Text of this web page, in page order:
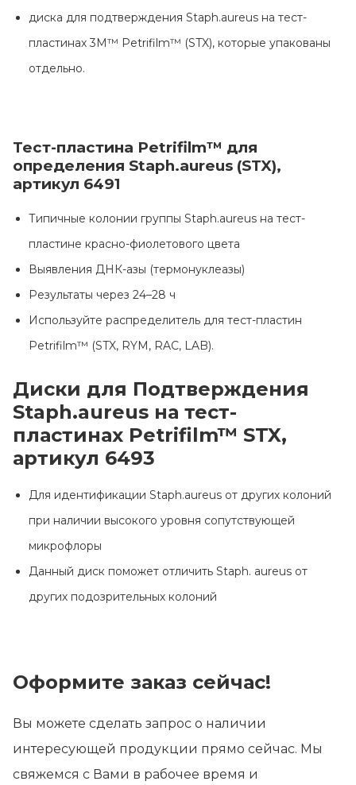
диска для подтверждения Staph.aureus на тест-
пластинах 3M™ Petrifilm™ (STX), которые упакованы
отдельно.
Тест-пластина Petrifilm™ для
определения Staph.aureus (STX),
артикул 6491
Типичные колонии группы Staph.aureus на тест-
пластине красно-фиолетового цвета
Выявления ДНК-азы (термонуклеазы)
Результаты через 24–28 ч
Используйте распределитель для тест-пластин
Petrifilm™ (STX, RYM, RAC, LAB).
Диски для Подтверждения
Staph.aureus на тест-
пластинах Petrifilm™ STX,
артикул 6493
Для идентификации Staph.aureus от других колоний
при наличии высокого уровня сопутствующей
микрофлоры
Данный диск поможет отличить Staph. aureus от
других подозрительных колоний
Оформите заказ сейчас!
Вы можете сделать запрос о наличии
интересующей продукции прямо сейчас. Мы
свяжемся с Вами в рабочее время и